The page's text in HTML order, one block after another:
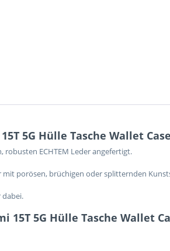
5G Hülle Tasche Wallet
robusten ECHTEM Leder angefertigt.
mit porösen, brüchigen oder splitternden
dabei.
5G Hülle Tasche Wallet